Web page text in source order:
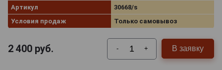
Артикул
30668/s
Условия продаж
Только самовывоз
2 400 руб. - + В заявку